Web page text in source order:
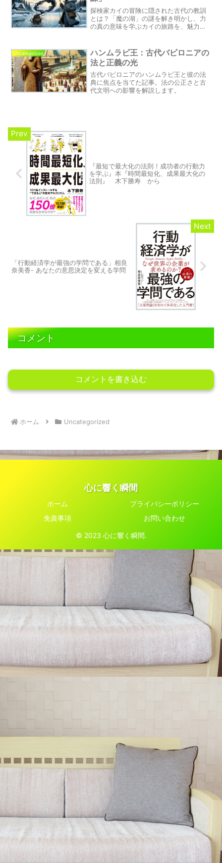
し続ける勇気の大切さを教えてくれま
す。
探検家カイの冒険に隠された古代の教訓
とは？「魔の湖」の謎を解き明かし、力
の真の意味を学ぶカイの旅路を、魅力的
ように響くかを探求します。
Uncategorized
ハンムラビ王：古代バビロニアの
法と正義の光
古代バビロニアのハンムラビ王と彼の法
典に焦点を当てた記事。法の公正さと古
代文明への影響を解説します。
『最短で最大化の法則！成功者の行動力
を学ぶ』本『時間最短化、成果最大化の
法則』 木下勝寿 から
「行動経済学が最強の学問である」相良
奈美香- あなたの意思決定を変える学問
コメント
コメントを書き込む
ホーム Uncategorized
心に響く瞬間
ホーム
プライバシーポリシー
免責事項
お問い合わせ
© 2023 心に響く瞬間.